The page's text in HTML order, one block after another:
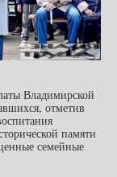
Владимирской
отметив
памяти
семейные